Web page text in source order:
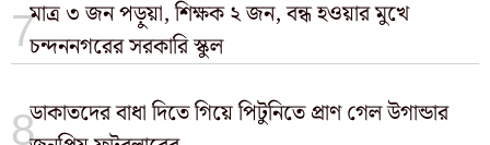
মাত্র ৩ জন পড়ুয়া, শিক্ষক ২ জন, বন্ধ হওয়ার মুখে
চন্দননগরের সরকারি স্কুল
ডাকাতদের বাধা দিতে গিয়ে পিটুনিতে প্রাণ গেল উগান্ডার